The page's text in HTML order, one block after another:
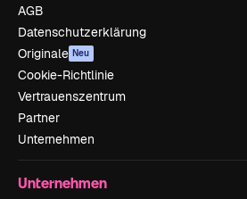
AGB
Datenschutzerklärung
Originale Neu
Cookie-Richtlinie
Vertrauenszentrum
Partner
Unternehmen
Unternehmen